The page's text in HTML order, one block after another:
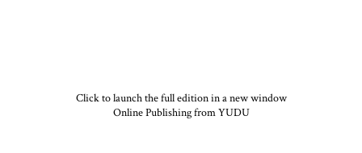
Click to launch the full edition in a new window
Online Publishing from YUDU